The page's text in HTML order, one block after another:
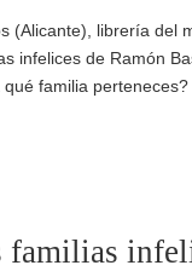
(Alicante), librería del
infelices de Ramón
familia perteneces?
familias